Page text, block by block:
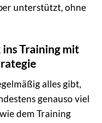
unterstützt, ohne
Training mit
alles gibt,
genauso viel
dem Training